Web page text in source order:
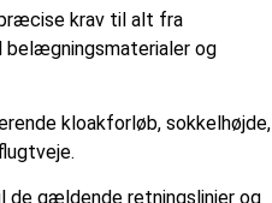
krav til alt fra
belægningsmaterialer og
kloakforløb, sokkelhøjde,
gældende retningslinjer og